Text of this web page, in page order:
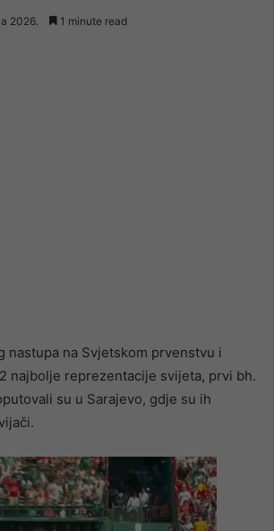
2026. 1 minute read
nastupa na Svjetskom prvenstvu i
najbolje reprezentacije svijeta, prvi bh.
su u Sarajevo, gdje su ih